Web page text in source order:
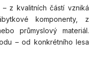
z kvalitních částí vzniká
komponenty, z
průmyslový materiál.
– od konkrétního lesa